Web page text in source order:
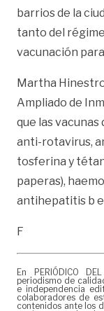
barrios de la
tanto del
vacunación
Martha
Ampliado de
que las
anti-rotavirus,
tosferina y
paperas),
antihepatitis b
F
En PERIÓDICO
periodismo de
e independencia
colaboradores de
contenidos ante los